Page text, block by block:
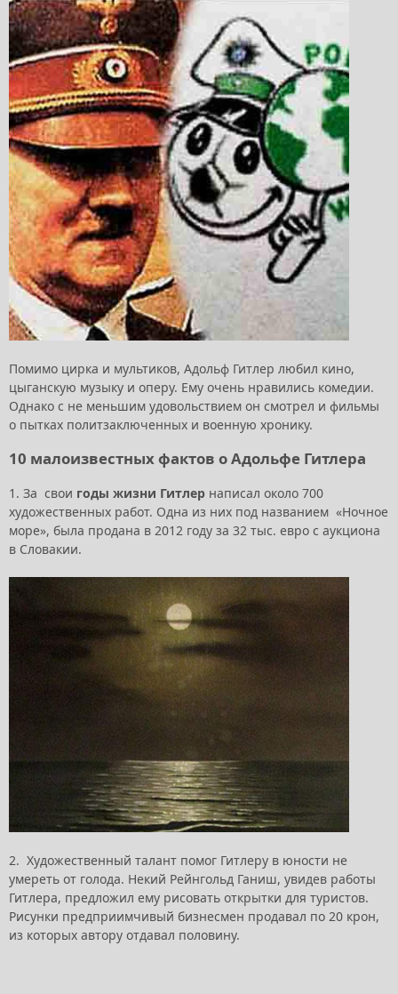
Помимо цирка и мультиков, Адольф Гитлер любил кино,
цыганскую музыку и оперу. Ему очень нравились комедии.
Однако с не меньшим удовольствием он смотрел и фильмы
о пытках политзаключенных и военную хронику.
10 малоизвестных фактов о Адольфе Гитлера
1. За свои годы жизни Гитлер написал около 700
художественных работ. Одна из них под названием «Ночное
море», была продана в 2012 году за 32 тыс. евро с аукциона
в Словакии.
2. Художественный талант помог Гитлеру в юности не
умереть от голода. Некий Рейнгольд Ганиш, увидев работы
Гитлера, предложил ему рисовать открытки для туристов.
Рисунки предприимчивый бизнесмен продавал по 20 крон,
из которых автору отдавал половину.